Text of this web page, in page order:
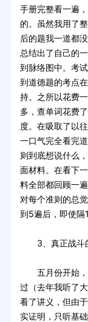
手册完整看一遍
的。虽然我用了
后的题我一道都
总结出了自己的
到脉络图中。考
到道德题的考点
持。之所以花费
多，查单词花费
度。在吸取了以
一口气完全看完
则到底想说什么
面材料。在看下
料全部都回顾一
对每个准则的总
到5遍后，即使隔
3、真正战斗
五月份开始，
过（去年我听了
看了讲义，但由
实证明，只听基